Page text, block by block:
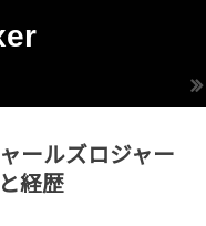
ールズロジャー
経歴